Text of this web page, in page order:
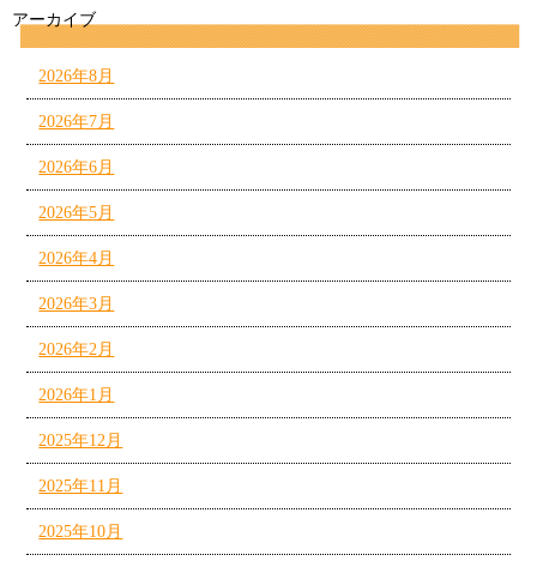
アーカイブ
2026年8月
2026年7月
2026年6月
2026年5月
2026年4月
2026年3月
2026年2月
2026年1月
2025年12月
2025年11月
2025年10月